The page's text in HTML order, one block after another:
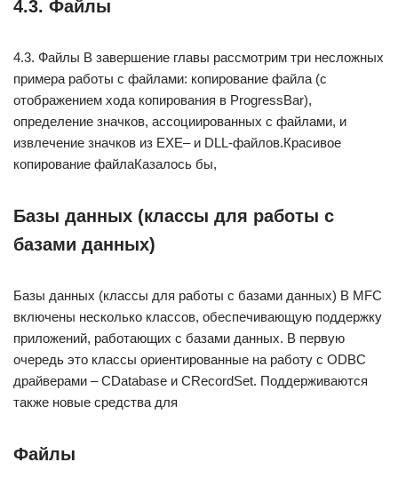
4.3. Файлы
4.3. Файлы В завершение главы рассмотрим три несложных
примера работы с файлами: копирование файла (с
отображением хода копирования в ProgressBar),
определение значков, ассоциированных с файлами, и
извлечение значков из ЕХЕ– и DLL-файлов.Красивое
копирование файлаКазалось бы,
Базы данных (классы для работы с
базами данных)
Базы данных (классы для работы с базами данных) В MFC
включены несколько классов, обеспечивающую поддержку
приложений, работающих с базами данных. В первую
очередь это классы ориентированные на работу с ODBC
драйверами – CDatabase и CRecordSet. Поддерживаются
также новые средства для
Файлы